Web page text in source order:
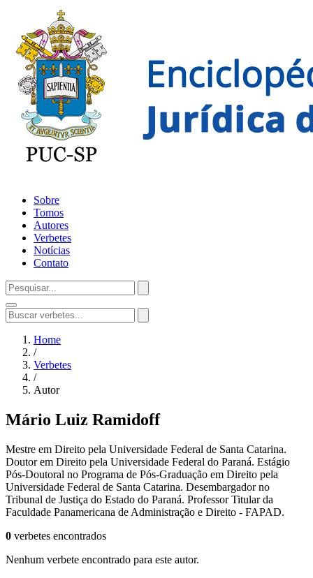
Sobre
Tomos
Autores
Verbetes
Notícias
Contato
Home
/
Verbetes
/
Autor
Mário Luiz Ramidoff
Mestre em Direito pela Universidade Federal de Santa Catarina.
Doutor em Direito pela Universidade Federal do Paraná. Estágio
Pós-Doutoral no Programa de Pós-Graduação em Direito pela
Universidade Federal de Santa Catarina. Desembargador no
Tribunal de Justiça do Estado do Paraná. Professor Titular da
Faculdade Panamericana de Administração e Direito - FAPAD.
0 verbetes encontrados
Nenhum verbete encontrado para este autor.